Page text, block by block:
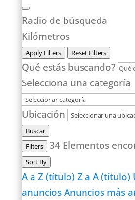
Radio de búsqueda
Kilómetros
Apply Filters Reset Filters
Qué estás buscando?
Selecciona una categoría
Ubicación
Buscar
Filters
34Elementos
Sort By
A a Z (título) Z a A (título)
anuncios Anuncios más